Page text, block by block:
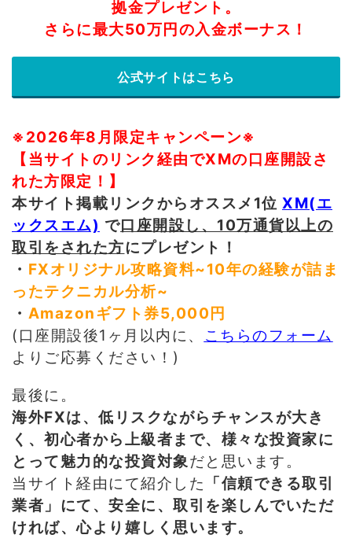
拠金プレゼント。
さらに最大50万円の入金ボーナス！
公式サイトはこちら
※2026年8月限定キャンペーン※
【当サイトのリンク経由でXMの口座開設さ
れた方限定！】
本サイト掲載リンクからオススメ1位 XM(エ
ックスエム) で口座開設し、10万通貨以上の
取引をされた方にプレゼント！
・ FXオリジナル攻略資料~10年の経験が詰ま
ったテクニカル分析~
・ Amazonギフト券5,000円
(口座開設後1ヶ月以内に、
こちらのフォーム
よりご応募ください！)
最後に。
海外FXは、低リスクながらチャンスが大き
く、初心者から上級者まで、様々な投資家に
とって魅力的な投資対象だと思います。
当サイト経由にて紹介した
「信頼できる取引
業者」にて、安全に、取引を楽しんでいただ
ければ、心より嬉しく思います。